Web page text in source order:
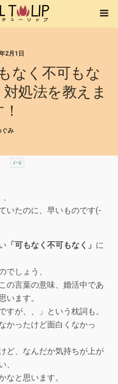
2月1日
なく不可もな
処法を教えま
ぐみ
ﾒｰﾙ
いたのに、早いものです(-
「可もなく不可もなく」 に
でしょう、
の言葉の意味、婚活中であ
います。
すが、、」という枕詞も。
かったけど面白くなかっ
ど、なんだか気持ちが上が
、
なと思います。